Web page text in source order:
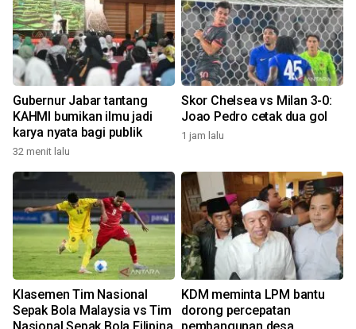
Gubernur Jabar tantang
KAHMI bumikan ilmu jadi
karya nyata bagi publik
32 menit lalu
Skor Chelsea vs Milan 3-0:
Joao Pedro cetak dua gol
1 jam lalu
Klasemen Tim Nasional
Sepak Bola Malaysia vs Tim
KDM meminta LPM bantu
dorong percepatan